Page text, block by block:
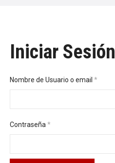
Iniciar Sesión
Nombre de Usuario o email *
Contraseña *